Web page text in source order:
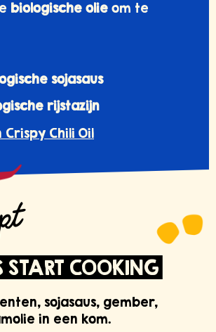
biologische olie om te
sojasaus
rijstazijn
Crispy Chili Oil
START COOKING
sojasaus, gember,
in een kom.